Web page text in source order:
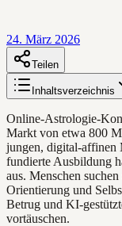
24. März 2026
Teilen
Inhaltsverzeichnis
Online-Astrologie-
Markt von etwa 800
jungen, digital-affinen
fundierte Ausbildung
aus. Menschen
Orientierung und
Betrug und KI-
vortäuschen.